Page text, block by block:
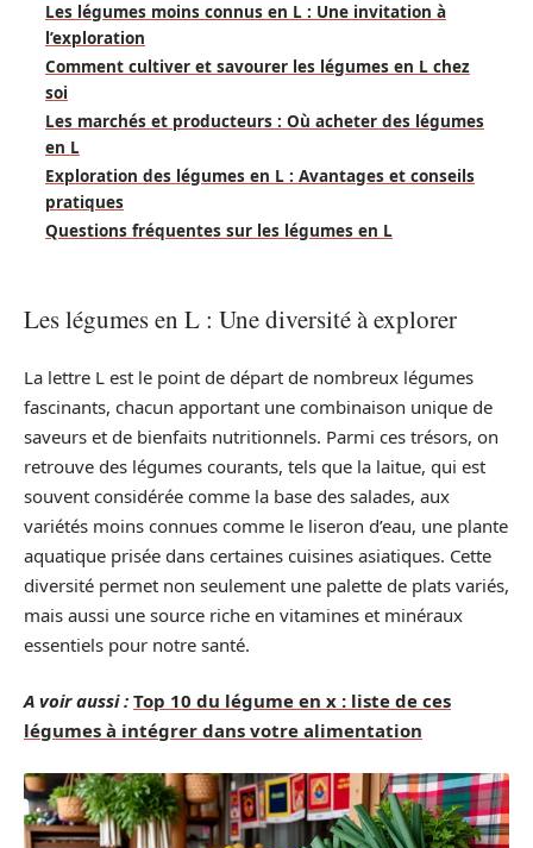
Les légumes moins connus en L : Une invitation à
l’exploration
Comment cultiver et savourer les légumes en L chez
soi
Les marchés et producteurs : Où acheter des légumes
en L
Exploration des légumes en L : Avantages et conseils
pratiques
Questions fréquentes sur les légumes en L
Les légumes en L : Une diversité à explorer
La lettre L est le point de départ de nombreux légumes
fascinants, chacun apportant une combinaison unique de
saveurs et de bienfaits nutritionnels. Parmi ces trésors, on
retrouve des légumes courants, tels que la laitue, qui est
souvent considérée comme la base des salades, aux
variétés moins connues comme le liseron d’eau, une plante
aquatique prisée dans certaines cuisines asiatiques. Cette
diversité permet non seulement une palette de plats variés,
mais aussi une source riche en vitamines et minéraux
essentiels pour notre santé.
A voir aussi : Top 10 du légume en x : liste de ces
légumes à intégrer dans votre alimentation